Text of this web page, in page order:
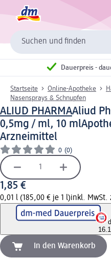
Suchen und finden
Dauerpreis -
Startseite Online-Apotheke
Nasensprays & Schnupfen
ALIUD PHARMAAliud
0,5mg / ml, 10 ml
Arzneimittel
0 (0)
1,85 €
0,01 l (185,00 € je 1 l)inkl. MwSt.
In den Warenkorb